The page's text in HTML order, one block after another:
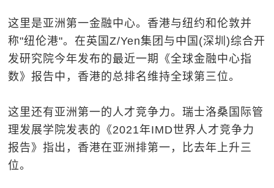
这里是亚洲第一金融中心。香港与纽约和伦敦并
称"纽伦港"。在英国Z/Yen集团与中国(深圳)综合开
发研究院今年发布的最近一期《全球金融中心指
数》报告中，香港的总排名维持全球第三位。
这里还有亚洲第一的人才竞争力。瑞士洛桑国际管
理发展学院发表的《2021年IMD世界人才竞争力
报告》指出，香港在亚洲排第一，比去年上升三
位。